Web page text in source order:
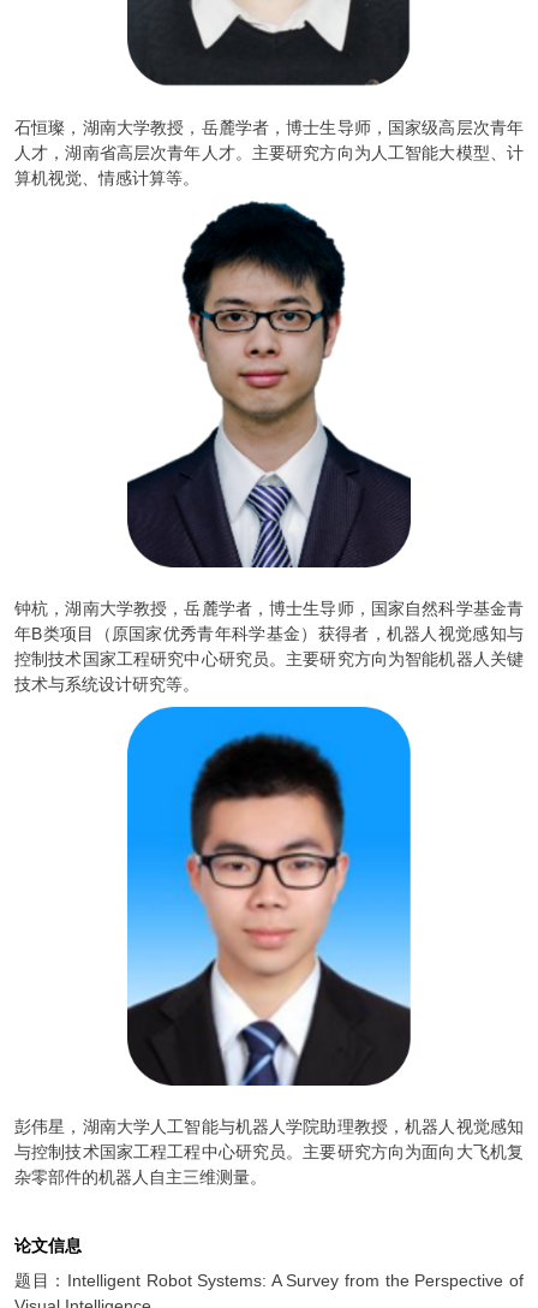
石恒璨，湖南大学教授，岳麓学者，博士生导师，国家级高层次青年
人才，湖南省高层次青年人才。主要研究方向为人工智能大模型、计
算机视觉、情感计算等。
钟杭，湖南大学教授，岳麓学者，博士生导师，国家自然科学基金青
年B类项目（原国家优秀青年科学基金）获得者，机器人视觉感知与
控制技术国家工程研究中心研究员。主要研究方向为智能机器人关键
技术与系统设计研究等。
彭伟星，湖南大学人工智能与机器人学院助理教授，机器人视觉感知
与控制技术国家工程工程中心研究员。主要研究方向为面向大飞机复
杂零部件的机器人自主三维测量。
论文信息
题目：Intelligent Robot Systems: A Survey from the Perspective of